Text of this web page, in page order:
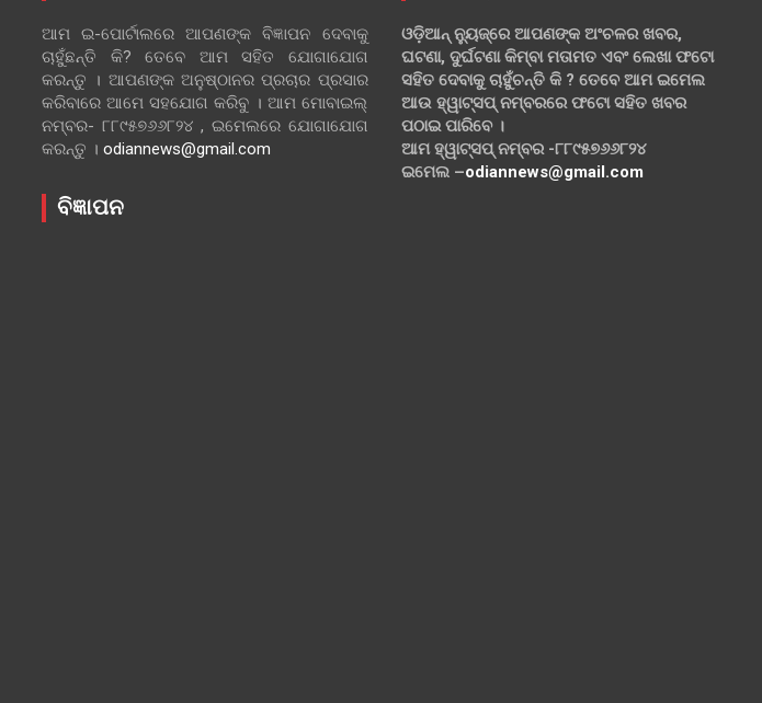
ଆମ ଇ-ପୋର୍ଟାଲରେ ଆପଣଙ୍କ ବିଜ୍ଞାପନ ଦେବାକୁ
ଚାହୁଁଛନ୍ତି କି? ତେବେ ଆମ ସହିତ ଯୋଗାଯୋଗ
କରନ୍ତୁ । ଆପଣଙ୍କ ଅନୁଷ୍ଠାନର ପ୍ରଚାର ପ୍ରସାର
କରିବାରେ ଆମେ ସହଯୋଗ କରିବୁ । ଆମ ମୋବାଇଲ୍
ନମ୍ବର- ୮୮୯୫୭୬୬୮୨୪ , ଇମେଲରେ ଯୋଗାଯୋଗ
କରନ୍ତୁ । odiannews@gmail.com
ବିଜ୍ଞାପନ
ଓଡ଼ିଆନ୍ ନ୍ୟୁଜ୍‌ରେ ଆପଣଙ୍କ ଅଂଚଳର ଖବର,
ଘଟଣା, ଦୁର୍ଘଟଣା କିମ୍ବା ମତାମତ ଏବଂ ଲେଖା ଫଟୋ
ସହିତ ଦେବାକୁ ଚାହୁଁଚନ୍ତି କି ? ତେବେ ଆମ ଇମେଲ
ଆଉ ହ୍ୱାଟ୍‌ସପ୍ ନମ୍ବରରେ ଫଟୋ ସହିତ ଖବର
ପଠାଇ ପାରିବେ ।
ଆମ ହ୍ୱାଟ୍‌ସପ୍ ନମ୍ବର -୮୮୯୫୭୬୬୮୨୪
ଇମେଲ –odiannews@gmail.com